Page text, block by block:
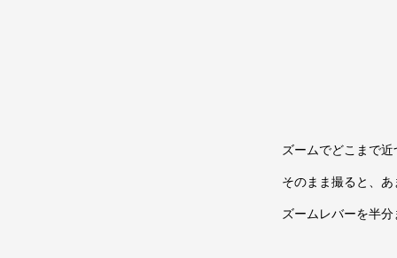
ズームでどこまで近
そのまま撮ると、あ
ズームレバーを半